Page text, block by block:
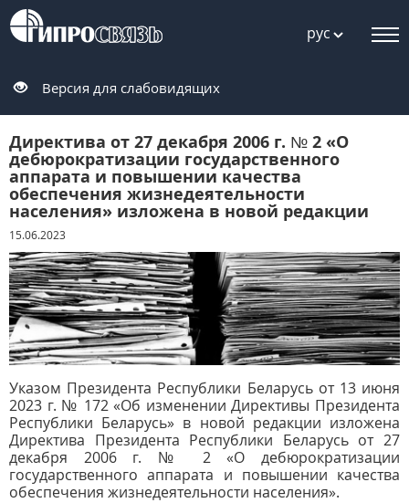
рус
Версия для слабовидящих
Директива от 27 декабря 2006 г. № 2 «О
дебюрократизации государственного
аппарата и повышении качества
обеспечения жизнедеятельности
населения» изложена в новой редакции
15.06.2023
Указом Президента Республики Беларусь от 13 июня
2023 г. № 172 «Об изменении Директивы Президента
Республики Беларусь» в новой редакции изложена
Директива Президента Республики Беларусь от 27
декабря 2006 г. № 2 «О дебюрократизации
государственного аппарата и повышении качества
обеспечения жизнедеятельности населения».